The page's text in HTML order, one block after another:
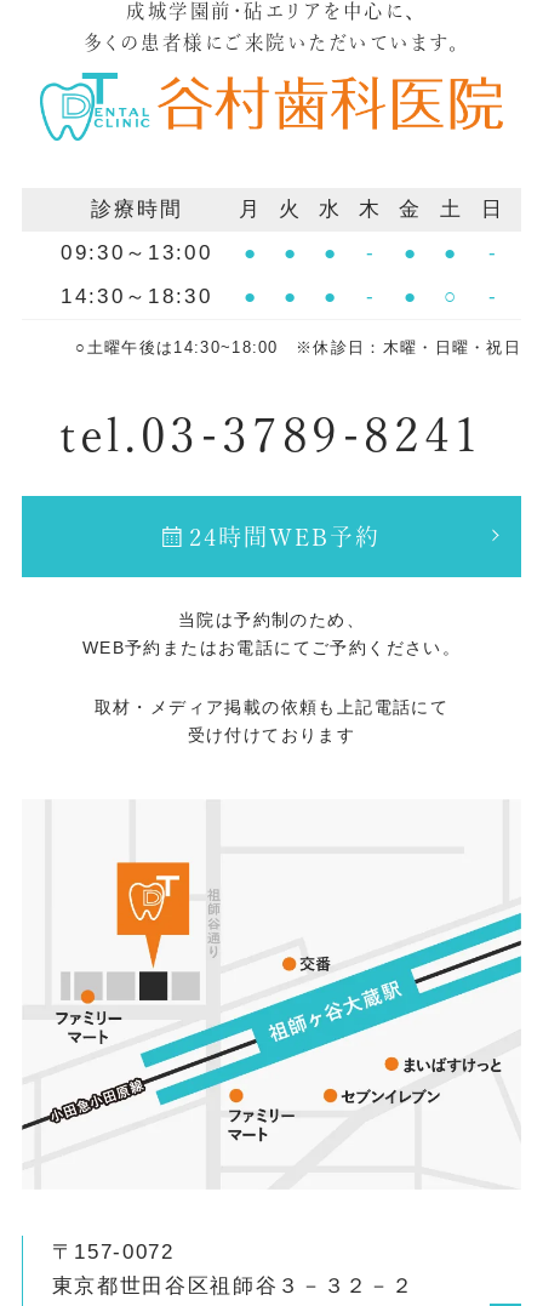
います。 ただし、リスクが高い患者さんに
るため、主治医と歯科医師の強い連携によ
るリスク評価が不可欠です。 4. デノスマブ
プラリアなどのデノスマブは、投与を中止
休薬は避けることが重要です。 そのため、
「投与から4ヶ月頃に抜歯を行い、粘膜の治
りが良ければその1〜2ヶ月後に再度投与を
治療について お薬を多量に、かつ長期間使
忌（絶対にやってはいけない）ではありま
せんが、主治医と歯科医師でかなり厳密な
リスク評価を行う必要があります。 お気軽
にご相談ください お薬のことでお気づきの
院のスタッフや歯科医師に何なりとお申し
付けください。 患者さんの全身の健康を守
0072 東京都世田谷区祖師谷3-32-2 渡辺ビ
ル2階 TEL：03-3789-8241 URL：
https://tanimurashika.jp/ Googleマップ：
https://maps.app.goo.gl/oAfUwBSwhy8V7bcp7
身では気づきにくいことも 少なくありませ
的に歯科を受診し、 修復物の状態を確認し
ておきましょう。 谷村歯科医院 ネット
谷区祖師谷3-32-2 渡辺ビル2階 TEL：03-
Googleマップ：
https://maps.app.goo.gl/oAfUwBSwhy8V7bcp7
var css = document.createElement('link');
css.type = 'text/css'; var head =
道）が狭くなったり、塞がったりして起こ
気」が出やすいのが特徴で、無呼吸症候群
の中で一番多いのがこの病態です。 ② 中枢
の指令が低下し、呼吸をしようとする働き
疾患や高血圧症が背景にある場合が多いタ
イプです。 ③ 混合型睡眠時無呼吸
（MSA） ①の閉塞性と、②の中枢性が混合
である「閉塞性睡眠時無呼吸症候群」は、
科（呼吸器内科、耳鼻咽喉科、睡眠外来な
ど）で行われます。睡眠ポリグラフ検査な
どの結果により、1時間あたりの無呼吸・低
呼吸指数（AHI）を算出し、「軽度」「中等
す。 診断された重症度に応じて、以下のよ
うな治療法が選択されます。 ① CPAP（シ
が、装着の不快感や旅行時の持ち運びが不
便という声もあります。 ② 口腔内装置療法
（スリープスプリント）： 軽度〜中等度の
場合に行われる、歯科で作るマウスピース
を使った治療です。（※後ほど詳しく解説
します） ③ 外科的治療： 扁桃腺肥大や顎
が小さいなど、解剖学的に喉を広げる必要
がある場合に行われます。 ④ 舌下神経電気
刺激治療： 特殊な治療で、保険適用の条件
作る「マウスピース（スリープスプリン
ト）」のメリット 上記の治療法の中でも、
ただきます。 詳しくはこちら
成城学園前・砧エリアを中心に、
多くの患者様にご来院いただいています。
診療時間 月 火 水 木 金 土
日
09:30～13:00
● ● ● - ● ●
-
14:30～18:30
● ● ● - ● ○ -
○土曜午後は14:30~18:00 ※休診日：木曜・日曜・祝日
tel.03-3789-8241
24時間WEB予約
当院は予約制のため、
WEB予約またはお電話にてご予約ください。
取材・メディア掲載の依頼も上記電話にて
受け付けております
〒157-0072
東京都世田谷区祖師谷３－３２－２